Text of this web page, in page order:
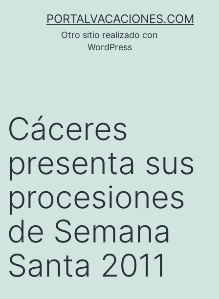
PORTALVACACIONES.COM
Otro sitio realizado con
WordPress
Cáceres
presenta sus
procesiones
de Semana
Santa 2011